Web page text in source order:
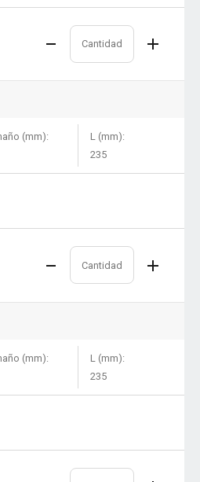
(mm):
L (mm):
235
(mm):
L (mm):
235